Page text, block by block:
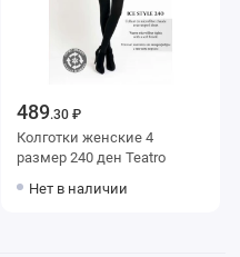
489.30 ₽
Колготки женские 4
размер 240 ден Teatro
Нет в наличии